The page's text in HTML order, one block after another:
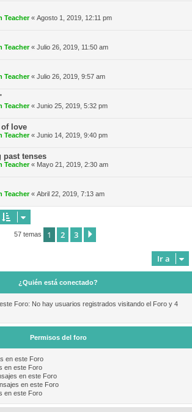
Teacher« Agosto 1, 2019, 12:11 pm
Teacher« Julio 26, 2019, 11:50 am
Teacher« Julio 26, 2019, 9:57 am
Teacher« Junio 25, 2019, 5:32 pm
love
Teacher« Junio 14, 2019, 9:40 pm
tenses
Teacher« Mayo 21, 2019, 2:30 am
Teacher« Abril 22, 2019, 7:13 am
57 temas 1 2 3
Ir a
¿Quién está conectado?
Foro: No hay usuarios registrados visitando el Foro y 4
Permisos del foro
en este Foro
en este Foro
en este Foro
en este Foro
en este Foro